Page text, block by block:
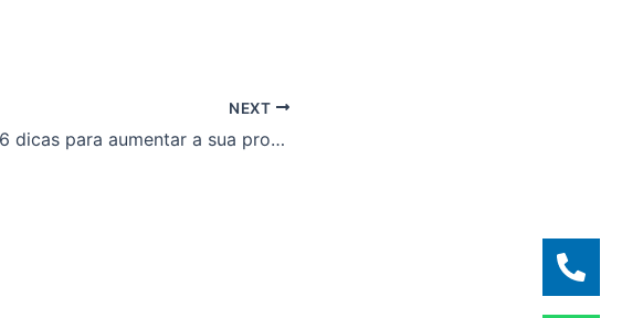
NEXT
6 dicas para aumentar a sua produtividade